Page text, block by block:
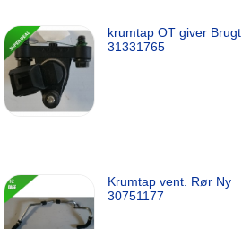
krumtap OT giver Brugt
31331765
Krumtap vent. Rør Ny
30751177